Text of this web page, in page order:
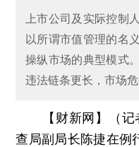
上市公司及实际控制
以所谓市值管理的名
操纵市场的典型模式
违法链条更长，市场
【财新网】（记
查局副局长陈捷在例